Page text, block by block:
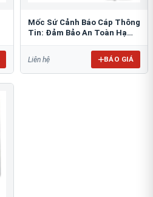
Mốc Sứ Cảnh Báo Cáp Thông
Tin: Đảm Bảo An Toàn Hạ
Liên hệ BÁO GIÁ